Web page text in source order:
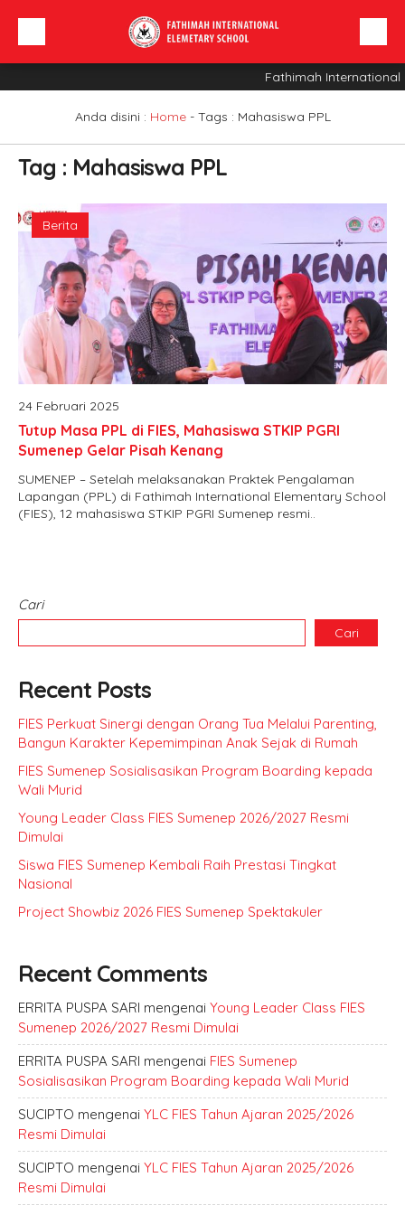
Profil Sekolah
Berita
Sarana
INFO SPMB
Fathimah International
Anda disini : Home- Tags : Mahasiswa PPL
Tag : Mahasiswa PPL
Berita
24 Februari 2025
Tutup Masa PPL di FIES, Mahasiswa STKIP PGRI
Sumenep Gelar Pisah Kenang
SUMENEP – Setelah melaksanakan Praktek Pengalaman
Lapangan (PPL) di Fathimah International Elementary School
(FIES), 12 mahasiswa STKIP PGRI Sumenep resmi..
Cari
Cari
Recent Posts
FIES Perkuat Sinergi dengan Orang Tua Melalui Parenting,
Bangun Karakter Kepemimpinan Anak Sejak di Rumah
FIES Sumenep Sosialisasikan Program Boarding kepada
Wali Murid
Young Leader Class FIES Sumenep 2026/2027 Resmi
Dimulai
Siswa FIES Sumenep Kembali Raih Prestasi Tingkat
Nasional
Project Showbiz 2026 FIES Sumenep Spektakuler
Recent Comments
ERRITA PUSPA SARI mengenai Young Leader Class FIES
Sumenep 2026/2027 Resmi Dimulai
ERRITA PUSPA SARI mengenai FIES Sumenep
Sosialisasikan Program Boarding kepada Wali Murid
SUCIPTO mengenai YLC FIES Tahun Ajaran 2025/2026
Resmi Dimulai
SUCIPTO mengenai YLC FIES Tahun Ajaran 2025/2026
Resmi Dimulai